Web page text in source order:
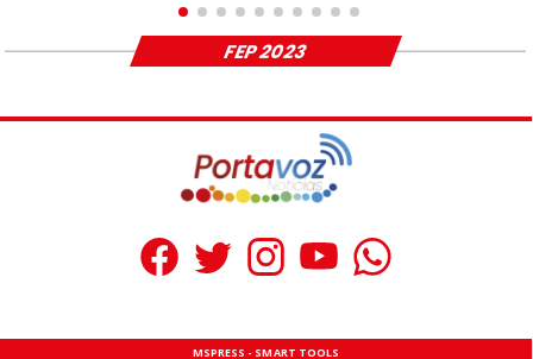
FEP 2023
MSPRESS - SMART TOOLS